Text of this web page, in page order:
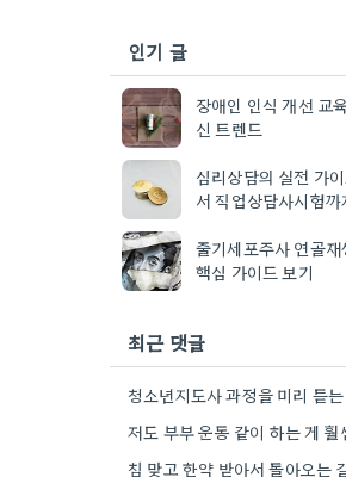
인기 글
장애인 인식 개선 교
신 트렌드
심리상담의 실전 가
서 직업상담사시험
줄기세포주사 연골
핵심 가이드 보기
최근 댓글